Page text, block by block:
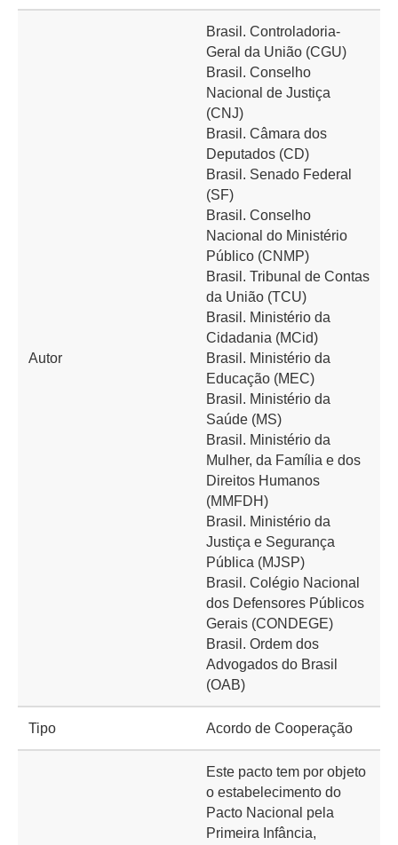
Autor
Brasil. Controladoria-
Geral da União (CGU)
Brasil. Conselho
Nacional de Justiça
(CNJ)
Brasil. Câmara dos
Deputados (CD)
Brasil. Senado Federal
(SF)
Brasil. Conselho
Nacional do Ministério
Público (CNMP)
Brasil. Tribunal de Contas
da União (TCU)
Brasil. Ministério da
Cidadania (MCid)
Brasil. Ministério da
Educação (MEC)
Brasil. Ministério da
Saúde (MS)
Brasil. Ministério da
Mulher, da Família e dos
Direitos Humanos
(MMFDH)
Brasil. Ministério da
Justiça e Segurança
Pública (MJSP)
Brasil. Colégio Nacional
dos Defensores Públicos
Gerais (CONDEGE)
Brasil. Ordem dos
Advogados do Brasil
(OAB)
Tipo Acordo de Cooperação
Este pacto tem por objeto
o estabelecimento do
Pacto Nacional pela
Primeira Infância,